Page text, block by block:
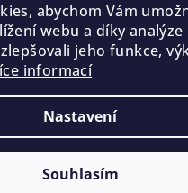
abychom Vám
webu a díky analýze
jeho funkce,
informací
Nastavení
Souhlasím